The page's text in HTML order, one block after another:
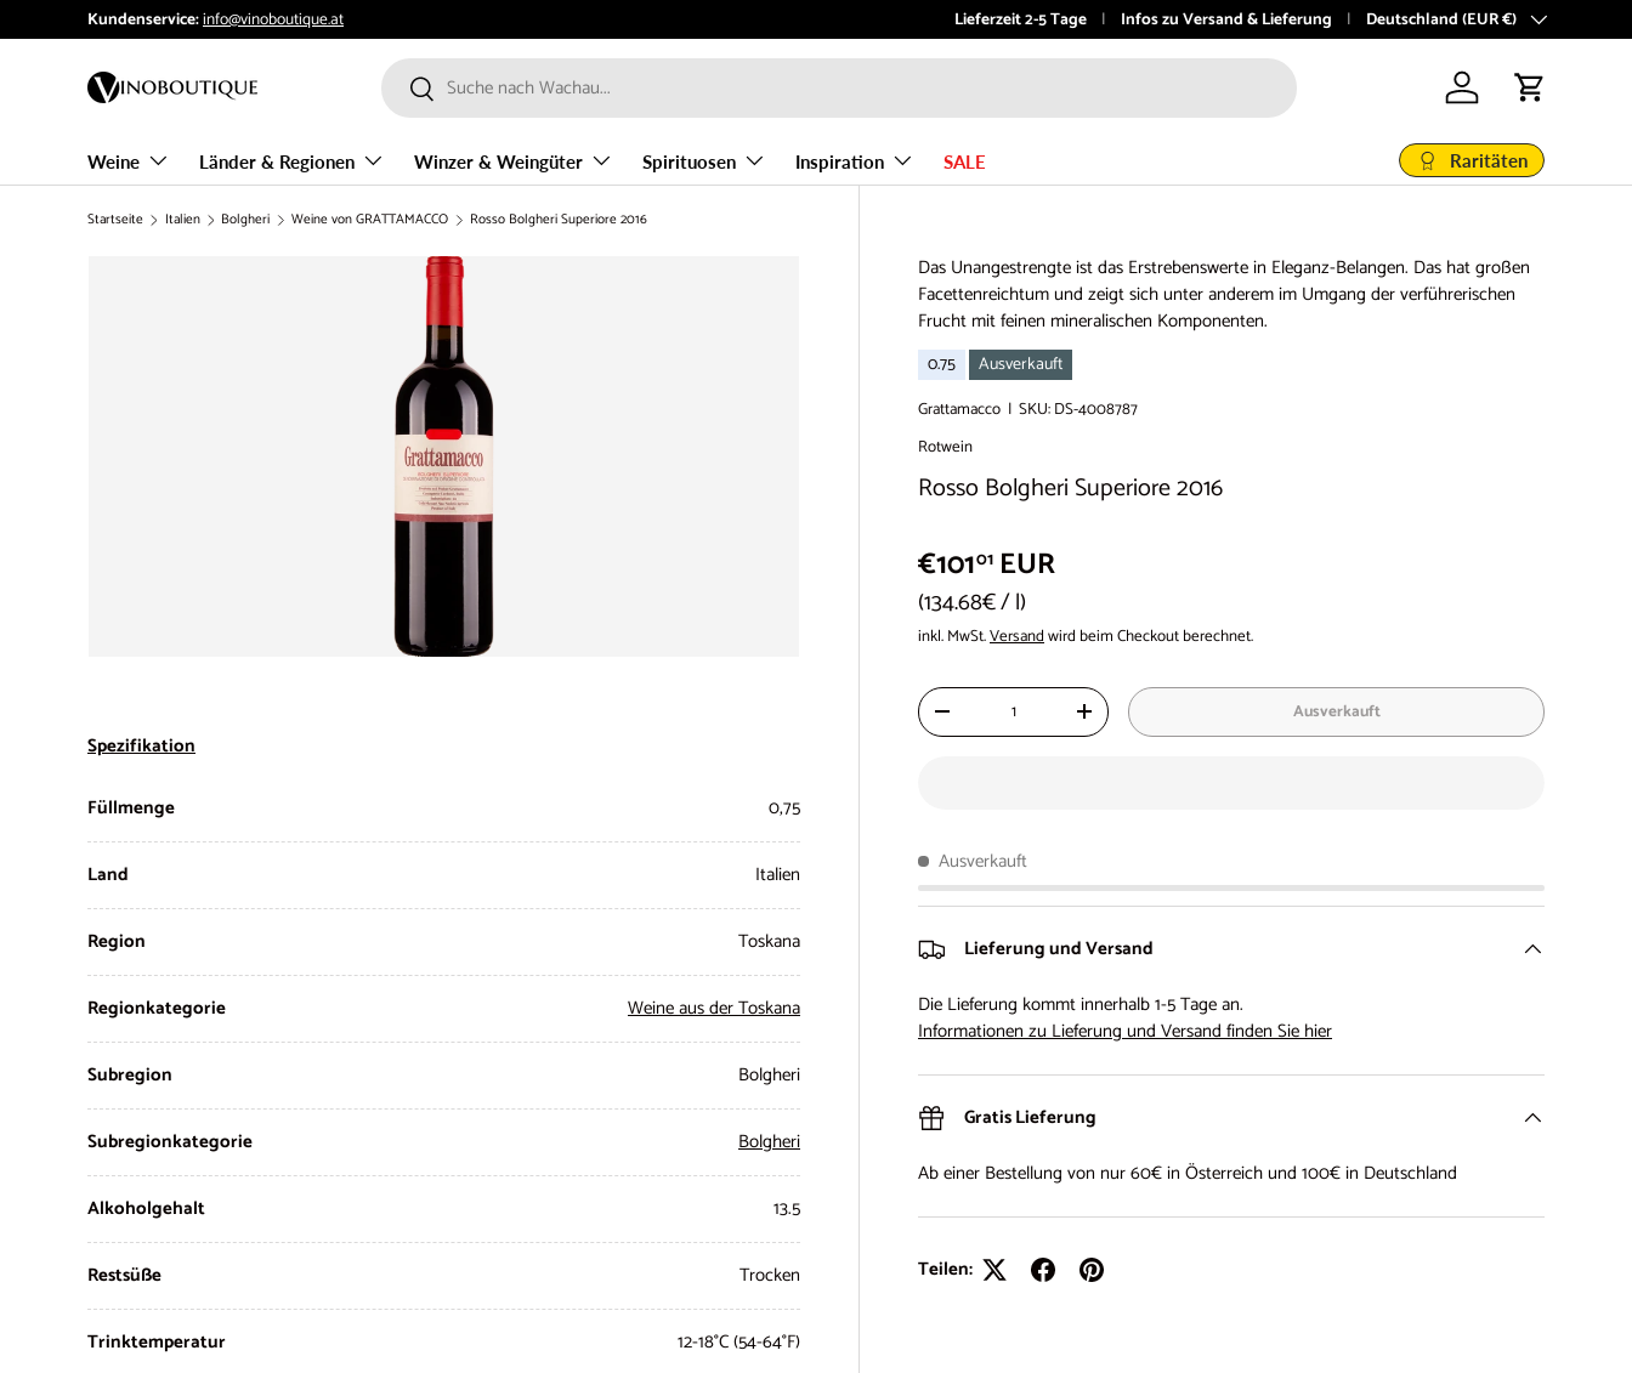
Direkt zum Inhalt
Kundenservice:info@vinoboutique.at Willkommen bei Vinoboutique 🍇
Lieferzeit 2-5 Tage Infos zu Versand & Lieferung Land/Region
Deutschland (EUR €)
Suchen
Suchen Einloggen
Weine Länder & Regionen Winzer & Weingüter Spirituosen Inspiration SALE Raritäten
Startseite Italien Bolgheri Weine von GRATTAMACCO Rosso Bolgheri Superiore 2016
Das Unangestrengte ist das Erstrebenswerte in Eleganz-Belangen. Das hat großen
Facettenreichtum und zeigt sich unter anderem im Umgang der verführerischen
Frucht mit feinen mineralischen Komponenten.
0.75 Ausverkauft
Grattamacco | SKU:DS-4008787
Rotwein
Rosso Bolgheri Superiore 2016
€10101 EUR
Grundpreis
134.68€/l
inkl. MwSt.Versandwird beim Checkout berechnet.
Anzahl
- + Ausverkauft
Ausverkauft
Lieferung und Versand
Die Lieferung kommt innerhalb 1-5 Tage an.
Informationen zu Lieferung und Versand finden Sie hier
Gratis Lieferung
Ab einer Bestellung von nur 60€ in Österreich und 100€ in Deutschland
Teilen:
Spezifikation
Füllmenge 0,75
Land Italien
Region Toskana
Regionkategorie Weine aus der Toskana
Subregion Bolgheri
Subregionkategorie Bolgheri
Alkoholgehalt 13.5
Restsüße Trocken
Trinktemperatur 12-18°C (54-64°F)